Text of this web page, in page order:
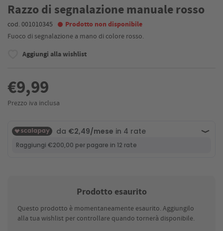
Razzo di segnalazione manuale rosso
cod. 001010345 Prodotto non disponibile
Fuoco di segnalazione a mano di colore rosso.
Aggiungi alla wishlist
€9,99
Prezzo iva inclusa
Prodotto esaurito
Questo prodotto è momentaneamente esaurito. Aggiungilo
alla tua wishlist per controllare quando tornerà disponibile.